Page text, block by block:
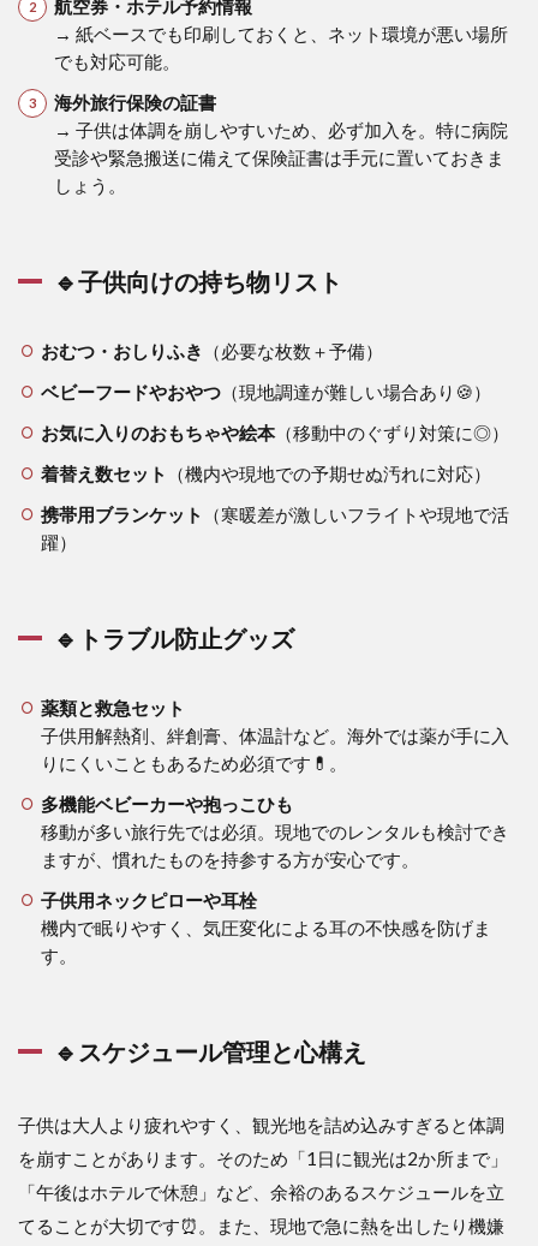
航空券・ホテル予約情報
→ 紙ベースでも印刷しておくと、ネット環境が悪い場所
でも対応可能。
海外旅行保険の証書
→ 子供は体調を崩しやすいため、必ず加入を。特に病院
受診や緊急搬送に備えて保険証書は手元に置いておきま
しょう。
🔹子供向けの持ち物リスト
おむつ・おしりふき （必要な枚数＋予備）
ベビーフードやおやつ（現地調達が難しい場合あり🍪）
お気に入りのおもちゃや絵本（移動中のぐずり対策に◎）
着替え数セット
（機内や現地での予期せぬ汚れに対応）
携帯用ブランケット
（寒暖差が激しいフライトや現地で活
躍）
🔹トラブル防止グッズ
薬類と救急セット
子供用解熱剤、絆創膏、体温計など。海外では薬が手に入
りにくいこともあるため必須です💊。
多機能ベビーカーや抱っこひも
移動が多い旅行先では必須。現地でのレンタルも検討でき
ますが、慣れたものを持参する方が安心です。
子供用ネックピローや耳栓
機内で眠りやすく、気圧変化による耳の不快感を防げま
す。
🔹スケジュール管理と心構え
子供は大人より疲れやすく、観光地を詰め込みすぎると体調
を崩すことがあります。そのため「1日に観光は2か所まで」
「午後はホテルで休憩」など、余裕のあるスケジュールを立
てることが大切です⏰。また、現地で急に熱を出したり機嫌